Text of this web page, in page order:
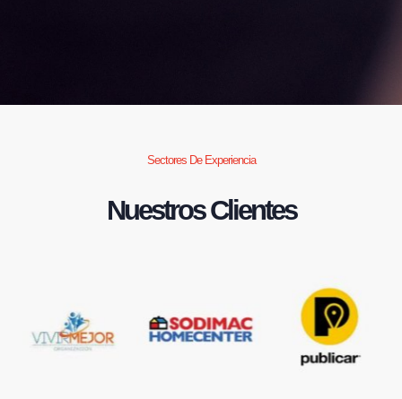
Sectores De Experiencia
Nuestros Clientes